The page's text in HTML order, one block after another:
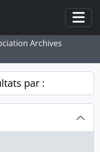
Archives
par :